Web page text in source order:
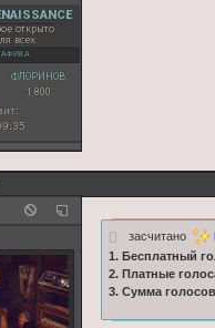
открыто
всех
ФЛОРИНОВ:
1 800
засчитано
1. Бесплатный
2. Платные
3. Сумма